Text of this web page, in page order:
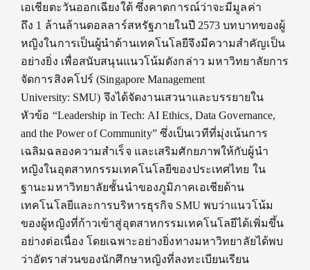
เอเชียตะวันออกเฉียงใต้ ซึ่งคาดการณ์ว่าจะมีมูลค่า
ถึง 1 ล้านล้านดอลลาร์สหรัฐภายในปี 2573 ‎บทบาทของผู้
หญิงในการเป็นผู้นำด้านเทคโนโลยีจึงมีความสำคัญเป็น
อย่างยิ่ง เพื่อสนับสนุนแนวโน้มดังกล่าว มหาวิทยาลัยการ
จัดการสิงคโปร์ (Singapore Management
University: SMU) จึงได้จัดงานเสวนาและบรรยายใน
หัวข้อ “Leadership in Tech: AI Ethics, Data Governance,
and the Power of ‎Community” ซึ่งเป็นเวทีที่มุ่งเน้นการ
เฉลิมฉลองความสำเร็จ และเสริมศักยภาพให้กับผู้นำ
หญิงในอุตสาหกรรมเทคโนโลยีของประเทศไทย ใน
ฐานะมหาวิทยาลัยชั้นนำของภูมิภาคเอเชียด้าน
เทคโนโลยีและการบริหารธุรกิจ SMU พบว่าแนวโน้ม
ของผู้หญิงที่ก้าวเข้าสู่อุตสาหกรรมเทคโนโลยีได้เพิ่มขึ้น
อย่างต่อเนื่อง โดยเฉพาะอย่างยิ่งทางมหาวิทยาลัยได้พบ
ว่าอัตราส่วนของนักศึกษาหญิงที่ลงทะเบียนเรียน